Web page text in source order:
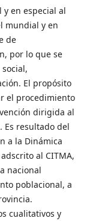
y en especial al
mundial y en
de
por lo que se
El propósito
el procedimiento
dirigida al
Es resultado del
a la Dinámica
al CITMA,
nacional
poblacional, a
cualitativos y